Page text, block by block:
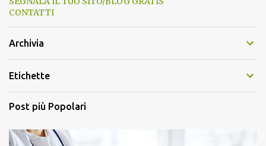
CONTATTI
Archivia
Etichette
Post più Popolari